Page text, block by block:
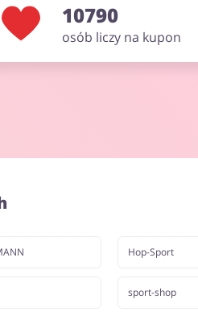
10790
osób liczy na kupon
Hop-Sport
sport-shop